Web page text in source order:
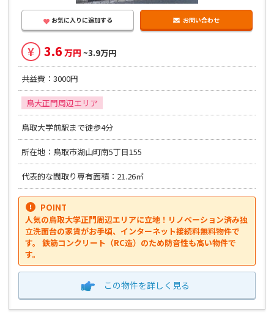
お気に入りに追加する お問い合わせ
¥ 3.6 万円 ~3.9万円
共益費：3000円
鳥大正門周辺エリア
鳥取大学前駅まで徒歩4分
所在地：鳥取市湖山町南5丁目155
代表的な間取り専有面積：21.26㎡
POINT
人気の鳥取大学正門周辺エリアに立地！リノベーション済み独
立洗面台の家賃がお手頃、インターネット接続料無料物件で
す。 鉄筋コンクリート（RC造）のため防音性も高い物件で
す。
この物件を詳しく見る